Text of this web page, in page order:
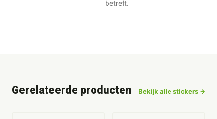
betreft.
Gerelateerde producten Bekijk alle stickers →